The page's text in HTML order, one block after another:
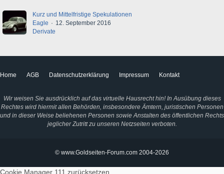
Kurz und Mittelfristige Spekulationen
Eagle
12. September 2016
Derivate
Home AGB Datenschutzerklärung Impressum Kontakt
Wir weisen Sie ausdrücklich auf das virtuelle Hausrecht hin! In Ausübung dieses
Rechtes wird hiermit allen Behörden, insbesondere Ämtern, juristischen Personen
und in dieser Weise beliehenen Personen sowie Anstalten des öffentlichen Rechts
jeglicher Zutritt zu unseren Netzseiten verboten.
© www.Goldseiten-Forum.com 2004-2026
Cookie Manager 111 zurücksetzen